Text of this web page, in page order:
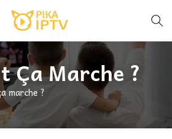
Ça Marche ?
marche ?